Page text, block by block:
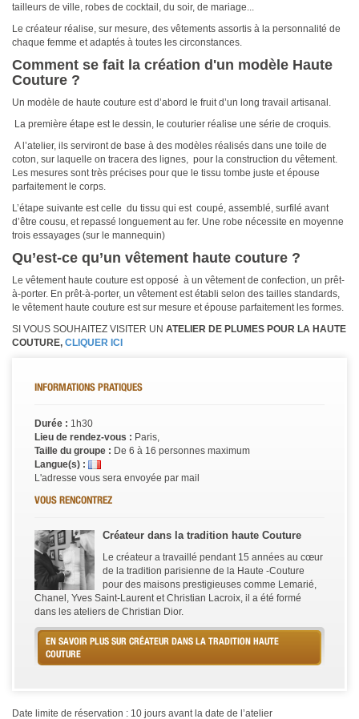
tailleurs de ville, robes de cocktail, du soir, de mariage...
Le créateur réalise, sur mesure, des vêtements assortis à la personnalité de
chaque femme et adaptés à toutes les circonstances.
Comment se fait la création d'un modèle Haute
Couture ?
Un modèle de haute couture est d’abord le fruit d’un long travail artisanal.
La première étape est le dessin, le couturier réalise une série de croquis.
A l’atelier, ils serviront de base à des modèles réalisés dans une toile de
coton, sur laquelle on tracera des lignes, pour la construction du vêtement.
Les mesures sont très précises pour que le tissu tombe juste et épouse
parfaitement le corps.
L’étape suivante est celle du tissu qui est coupé, assemblé, surfilé avant
d’être cousu, et repassé longuement au fer. Une robe nécessite en moyenne
trois essayages (sur le mannequin)
Qu’est-ce qu’un vêtement haute couture ?
Le vêtement haute couture est opposé à un vêtement de confection, un prêt-
à-porter. En prêt-à-porter, un vêtement est établi selon des tailles standards,
le vêtement haute couture est sur mesure et épouse parfaitement les formes.
SI VOUS SOUHAITEZ VISITER UN ATELIER DE PLUMES POUR LA HAUTE
COUTURE, CLIQUER ICI
INFORMATIONS PRATIQUES
Durée : 1h30
Lieu de rendez-vous : Paris,
Taille du groupe : De 6 à 16 personnes maximum
Langue(s) :
L'adresse vous sera envoyée par mail
VOUS RENCONTREZ
Créateur dans la tradition haute Couture
Le créateur a travaillé pendant 15 années au cœur
de la tradition parisienne de la Haute -Couture
pour des maisons prestigieuses comme Lemarié,
Chanel, Yves Saint-Laurent et Christian Lacroix, il a été formé
dans les ateliers de Christian Dior.
EN SAVOIR PLUS SUR CRÉATEUR DANS LA TRADITION HAUTE
COUTURE
Date limite de réservation : 10 jours avant la date de l’atelier